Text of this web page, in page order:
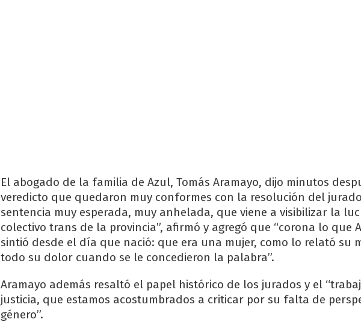
El abogado de la familia de Azul, Tomás Aramayo, dijo minutos
veredicto que quedaron muy conformes con la resolución del
sentencia muy esperada, muy anhelada, que viene a visibilizar la
colectivo trans de la provincia”, afirmó y agregó que “corona lo que
sintió desde el día que nació: que era una mujer, como lo relató su
todo su dolor cuando se le concedieron la palabra”.
Aramayo además resaltó el papel histórico de los jurados y el
justicia, que estamos acostumbrados a criticar por su falta de
género”.